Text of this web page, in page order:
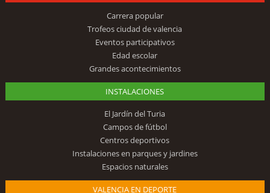
Carrera popular
Trofeos ciudad de valencia
Eventos participativos
Edad escolar
Grandes acontecimientos
INSTALACIONES
El Jardín del Turia
Campos de fútbol
Centros deportivos
Instalaciones en parques y jardines
Espacios naturales
VALENCIA EN DEPORTE